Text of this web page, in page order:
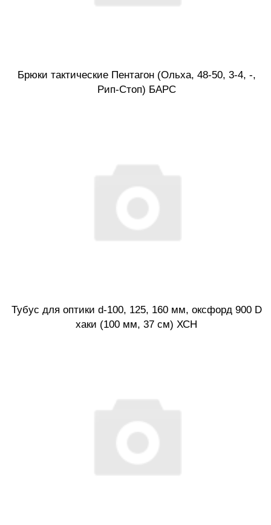
Брюки тактические Пентагон (Ольха, 48-50, 3-4, -,
Рип-Стоп) БАРС
Тубус для оптики d-100, 125, 160 мм, оксфорд 900 D
хаки (100 мм, 37 см) ХСН